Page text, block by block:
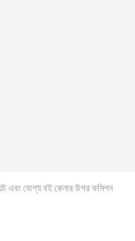
এবং যোগ্য বই কেনার উপর কমিশন